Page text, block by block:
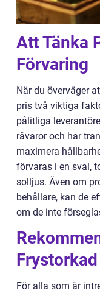
Att Tänka
Förvaring
När du överväger
pris två viktiga
pålitliga
råvaror och har
maximera
förvaras i en sval,
solljus. Även om
behållare, kan de
om de inte
För alla som är